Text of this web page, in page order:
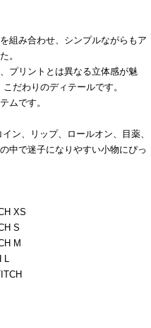
組み合わせ、シンプルながらもア
。
プリントとは異なる立体感が魅
だわりのディテールです。
ムです。
ン、リップ、ロールオン、目薬、
中で迷子になりやすい小物にぴっ
XS
S
M
L